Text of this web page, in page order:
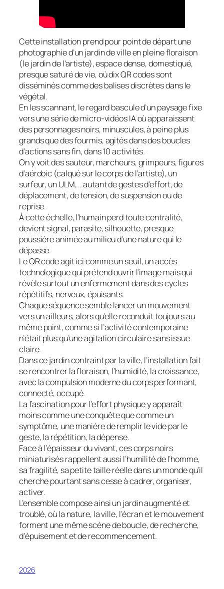
Cette installation prend pour point de départ une
photographie d’un jardin de ville en pleine floraison
(le jardin de l’artiste), espace dense, domestiqué,
presque saturé de vie, où dix QR codes sont
disséminés comme des balises discrètes dans le
végétal.
En les scannant, le regard bascule d’un paysage fixe
vers une série de micro-vidéos IA où apparaissent
des personnages noirs, minuscules, à peine plus
grands que des fourmis, agités dans des boucles
d’actions sans fin, dans 10 activités.
On y voit des sauteur, marcheurs, grimpeurs, figures
d’aérobic (calqué sur le corps de l’artiste), un
surfeur, un ULM, …autant de gestes d’effort, de
déplacement, de tension, de suspension ou de
reprise.
À cette échelle, l’humain perd toute centralité,
devient signal, parasite, silhouette, presque
poussière animée au milieu d’une nature qui le
dépasse.
Le QR code agit ici comme un seuil, un accès
technologique qui prétend ouvrir l’image mais qui
révèle surtout un enfermement dans des cycles
répétitifs, nerveux, épuisants.
Chaque séquence semble lancer un mouvement
vers un ailleurs, alors qu’elle reconduit toujours au
même point, comme si l’activité contemporaine
n’était plus qu’une agitation circulaire sans issue
claire.
Dans ce jardin contraint par la ville, l’installation fait
se rencontrer la floraison, l’humidité, la croissance,
avec la compulsion moderne du corps performant,
connecté, occupé.
La fascination pour l’effort physique y apparaît
moins comme une conquête que comme un
symptôme, une manière de remplir le vide par le
geste, la répétition, la dépense.
Face à l’épaisseur du vivant, ces corps noirs
miniaturisés rappellent aussi l’humilité de l’homme,
sa fragilité, sa petite taille réelle dans un monde qu’il
cherche pourtant sans cesse à cadrer, organiser,
activer.
L’ensemble compose ainsi un jardin augmenté et
troublé, où la nature, la ville, l’écran et le mouvement
forment une même scène de boucle, de recherche,
d’épuisement et de recommencement.
2026